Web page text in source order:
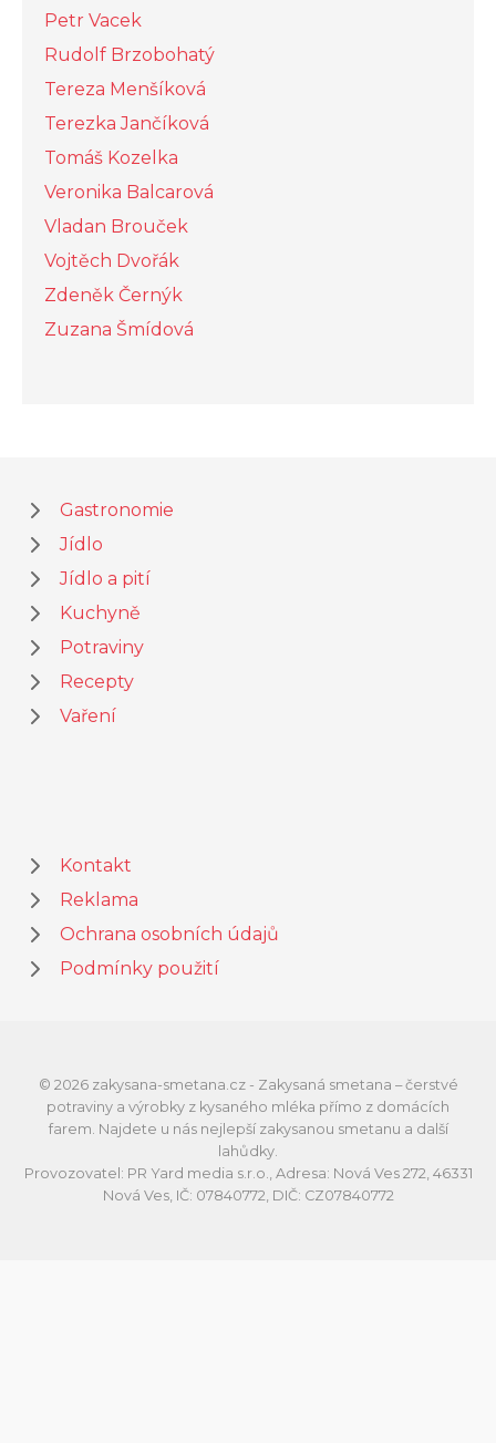
Petr Vacek
Rudolf Brzobohatý
Tereza Menšíková
Terezka Jančíková
Tomáš Kozelka
Veronika Balcarová
Vladan Brouček
Vojtěch Dvořák
Zdeněk Černýk
Zuzana Šmídová
Gastronomie
Jídlo
Jídlo a pití
Kuchyně
Potraviny
Recepty
Vaření
Kontakt
Reklama
Ochrana osobních údajů
Podmínky použití
© 2026 zakysana-smetana.cz - Zakysaná smetana – čerstvé
potraviny a výrobky z kysaného mléka přímo z domácích
farem. Najdete u nás nejlepší zakysanou smetanu a další
lahůdky.
Provozovatel: PR Yard media s.r.o., Adresa: Nová Ves 272, 46331
Nová Ves, IČ: 07840772, DIČ: CZ07840772